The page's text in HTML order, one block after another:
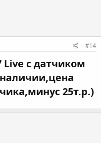
#14
Live с датчиком
25т.р.)​